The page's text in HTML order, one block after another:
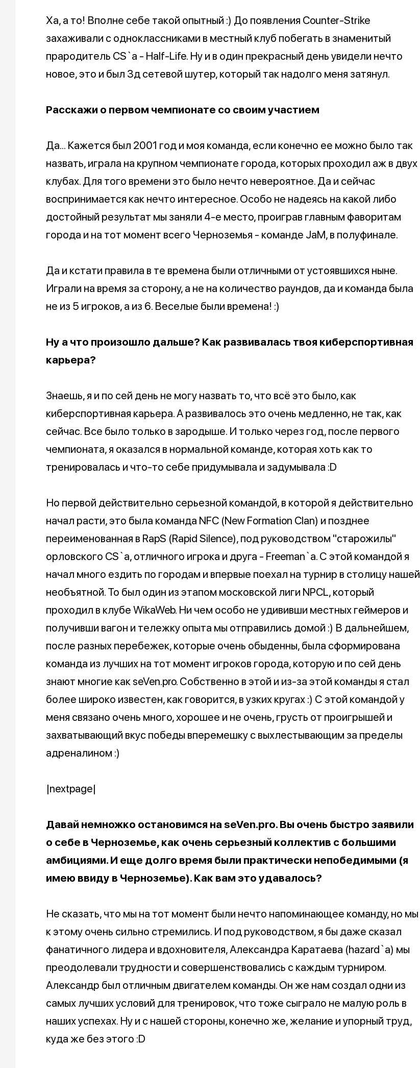
Ха, а то! Вполне себе такой опытный :) До появления Counter-Strike
захаживали с одноклассниками в местный клуб побегать в знаменитый
прародитель CS`а - Half-Life. Ну и в один прекрасный день увидели нечто
новое, это и был 3д сетевой шутер, который так надолго меня затянул.
Расскажи о первом чемпионате со своим участием
Да... Кажется был 2001 год и моя команда, если конечно ее можно было так
назвать, играла на крупном чемпионате города, которых проходил аж в двух
клубах. Для того времени это было нечто невероятное. Да и сейчас
воспринимается как нечто интересное. Особо не надеясь на какой либо
достойный результат мы заняли 4-е место, проиграв главным фаворитам
города и на тот момент всего Черноземья - команде JaM, в полуфинале.
Да и кстати правила в те времена были отличными от устоявшихся ныне.
Играли на время за сторону, а не на количество раундов, да и команда была
не из 5 игроков, а из 6. Веселые были времена! :)
Ну а что произошло дальше? Как развивалась твоя киберспортивная
карьера?
Знаешь, я и по сей день не могу назвать то, что всё это было, как
киберспортивная карьера. А развивалось это очень медленно, не так, как
сейчас. Все было только в зародыше. И только через год, после первого
чемпионата, я оказался в нормальной команде, которая хоть как то
тренировалась и что-то себе придумывала и задумывала :D
Но первой действительно серьезной командой, в которой я действительно
начал расти, это была команда NFC (New Formation Clan) и позднее
переименованная в RapS (Rapid Silence), под руководством "старожилы"
орловского CS`a, отличного игрока и друга - Freeman`a. С этой командой я
начал много ездить по городам и впервые поехал на турнир в столицу нашей
необъятной. То был один из этапом московской лиги NPCL, который
проходил в клубе WikaWeb. Ни чем особо не удививши местных геймеров и
получивши вагон и тележку опыта мы отправились домой :) В дальнейшем,
после разных перебежек, которые очень обыденны, была сформирована
команда из лучших на тот момент игроков города, которую и по сей день
знают многие как seVen.pro. Собственно в этой и из-за этой команды я стал
более широко известен, как говорится, в узких кругах :) С этой командой у
меня связано очень много, хорошее и не очень, грусть от проигрышей и
захватывающий вкус победы вперемешку с выхлестывающим за пределы
адреналином :)
|nextpage|
Давай немножко остановимся на seVen.pro. Вы очень быстро заявили
о себе в Черноземье, как очень серьезный коллектив с большими
амбициями. И еще долго время были практически непобедимыми (я
имею ввиду в Черноземье). Как вам это удавалось?
Не сказать, что мы на тот момент были нечто напоминающее команду, но мы
к этому очень сильно стремились. И под руководством, я бы даже сказал
фанатичного лидера и вдохновителя, Александра Каратаева (hazard`a) мы
преодолевали трудности и совершенствовались с каждым турниром.
Александр был отличным двигателем команды. Он же нам создал одни из
самых лучших условий для тренировок, что тоже сыграло не малую роль в
наших успехах. Ну и с нашей стороны, конечно же, желание и упорный труд,
куда же без этого :D